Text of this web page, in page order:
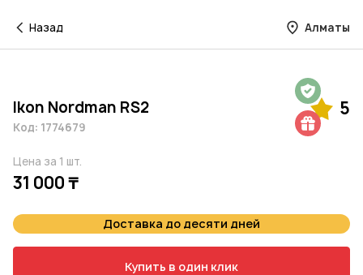
Назад Алматы
Ikon Nordman RS2 5
Код: 1774679
Цена за 1 шт.
31 000 ₸
Доставка до десяти дней
Купить в один клик